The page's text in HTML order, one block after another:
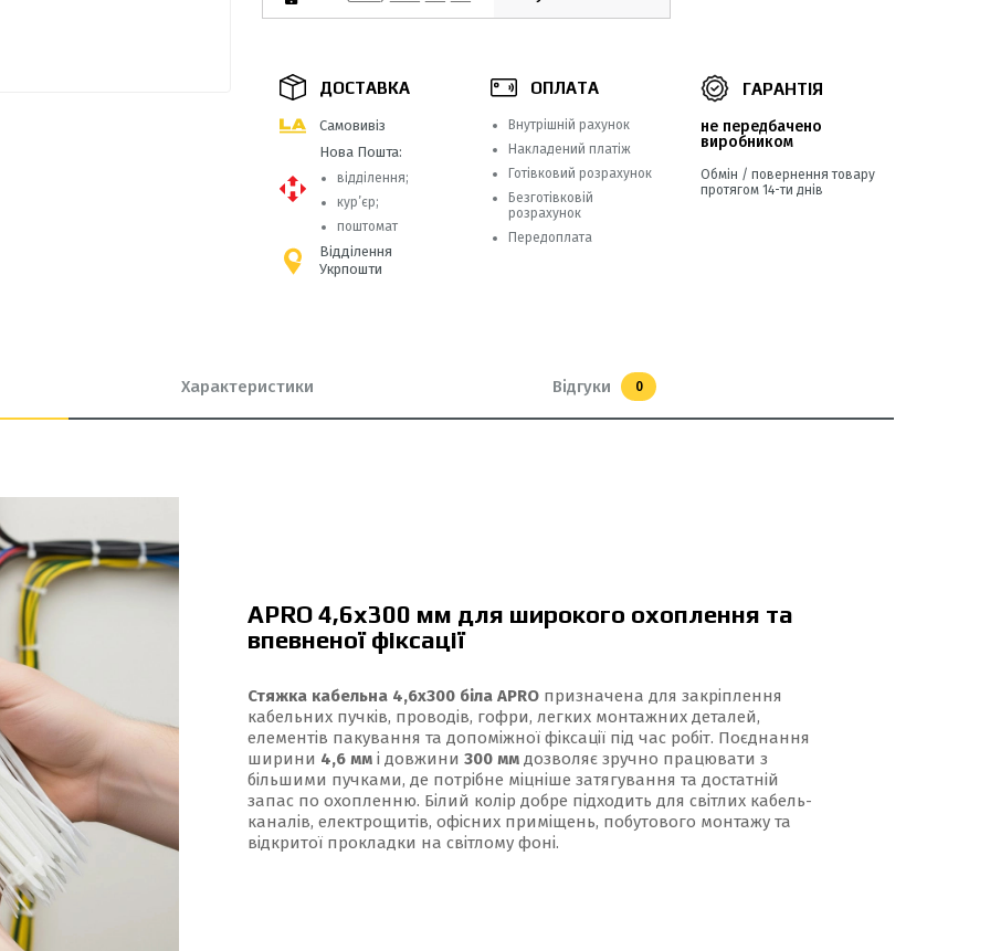
8*400 мм 8х400 мм
9*100 мм 9*650 мм 9*760 мм 9*900 мм
ДОСТАВКА
Самовивіз
Нова Пошта:
відділення;
кур’єр;
поштомат
Відділення
Укрпошти
ОПЛАТА
Внутрішній рахунок
Накладений платіж
Готівковий розрахунок
Безготівковій
розрахунок
Передоплата
ГАРАНТІЯ
не передбачено
виробником
Обмін / повернення товару
протягом 14-ти днів
Характеристики Відгуки 0
APRO 4,6x300 мм для широкого охоплення та
впевненої фіксації
Стяжка кабельна 4,6x300 біла APRO призначена для закріплення
кабельних пучків, проводів, гофри, легких монтажних деталей,
елементів пакування та допоміжної фіксації під час робіт. Поєднання
ширини 4,6 мм і довжини 300 мм дозволяє зручно працювати з
більшими пучками, де потрібне міцніше затягування та достатній
запас по охопленню. Білий колір добре підходить для світлих кабель-
каналів, електрощитів, офісних приміщень, побутового монтажу та
відкритої прокладки на світлому фоні.